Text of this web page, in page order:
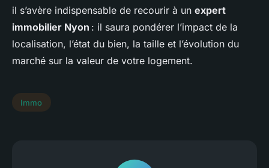
il s’avère indispensable de recourir à un expert
immobilier Nyon : il saura pondérer l’impact de la
localisation, l’état du bien, la taille et l’évolution du
marché sur la valeur de votre logement.
Immo